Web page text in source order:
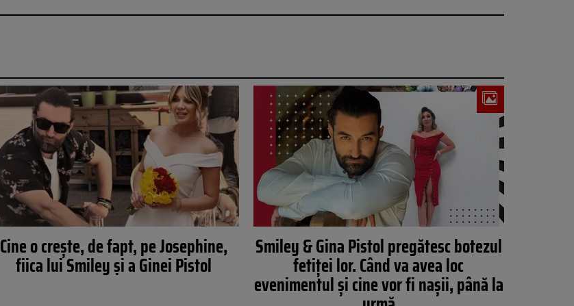
Cine o creşte, de fapt, pe Josephine,
fiica lui Smiley şi a Ginei Pistol
Smiley & Gina Pistol pregătesc botezul
fetiței lor. Când va avea loc
evenimentul și cine vor fi nașii, până la